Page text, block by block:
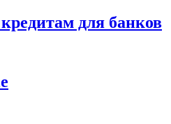
для банков